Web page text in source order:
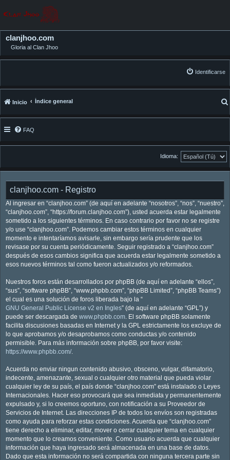
clanjhoo.com
Gloria al Clan Jhoo
Identificarse
Inicio Índice general
FAQ
Idioma:
clanjhoo.com - Registro
Al ingresar en “clanjhoo.com” (de aquí en adelante “nosotros”, “nos”, “nuestro”,
“clanjhoo.com”, “https://forum.clanjhoo.com”), usted acuerda estar legalmente
sometido a los siguientes términos. En caso contrario por favor no se registre
y/o use “clanjhoo.com”. Podemos cambiar estos términos en cualquier
momento e intentaríamos avisarle, sin embargo sería prudente que los
revisase por su cuenta periódicamente. Seguir registrado a “clanjhoo.com”
después de esos cambios significa que acuerda estar legalmente sometido a
esos nuevos términos tal como fueron actualizados y/o reformados.
Nuestros foros están desarrollados por phpBB (de aquí en adelante “ellos”,
“sus”, “software phpBB”, “www.phpbb.com”, “phpBB Limited”, “phpBB Teams”)
el cual es una solución de foros liberada bajo la “
GNU General Public License v2 en Ingles” (de aquí en adelante “GPL”) y
puede ser descargada de www.phpbb.com. El software phpBB solamente
facilita discusiones basadas en Internet y la GPL estrictamente los excluye de
lo que aprobamos y/o desaprobamos como conductas y/o contenido
permisible. Para más información sobre phpBB, por favor visite:
https://www.phpbb.com/.
Acuerda no enviar ningun contenido abusivo, obsceno, vulgar, difamatorio,
indecente, amenazante, sexual o cualquier otro material que pueda violar
cualquier ley de su país, el país donde “clanjhoo.com” está instalado o Leyes
Internacionales. Hacer eso provocará que sea inmediata y permanentemente
expulsado y, si lo creemos oportuno, con notificación a su Proveedor de
Servicios de Internet. Las direcciones IP de todos los envíos son registradas
como ayuda para reforzar estas condiciones. Acuerda que “clanjhoo.com”
tiene derecho a eliminar, editar, mover o cerrar cualquier tema en cualquier
momento que lo creamos conveniente. Como usuario acuerda que cualquier
información que haya ingresado será almacenada en una base de datos.
Dado que esta información no será compartida con ninguna tercera parte sin